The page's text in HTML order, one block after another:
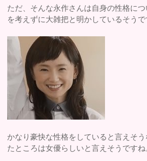
ただ、そんな永作さんは自身の性格に
を考えずに大雑把と明かしているそうで
かなり豪快な性格をしていると言えそ
たところは女優らしいと言えそうですね